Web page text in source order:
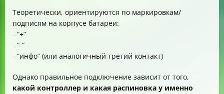
Теоретически, ориентируются по маркировкам/
подписям на корпусе батареи:
- “+”
- “-”
- “инфо” (или аналогичный третий контакт)
Однако правильное подключение зависит от того,
какой контроллер и какая распиновка у именно